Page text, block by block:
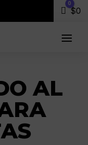
Carro
0
$0
AL